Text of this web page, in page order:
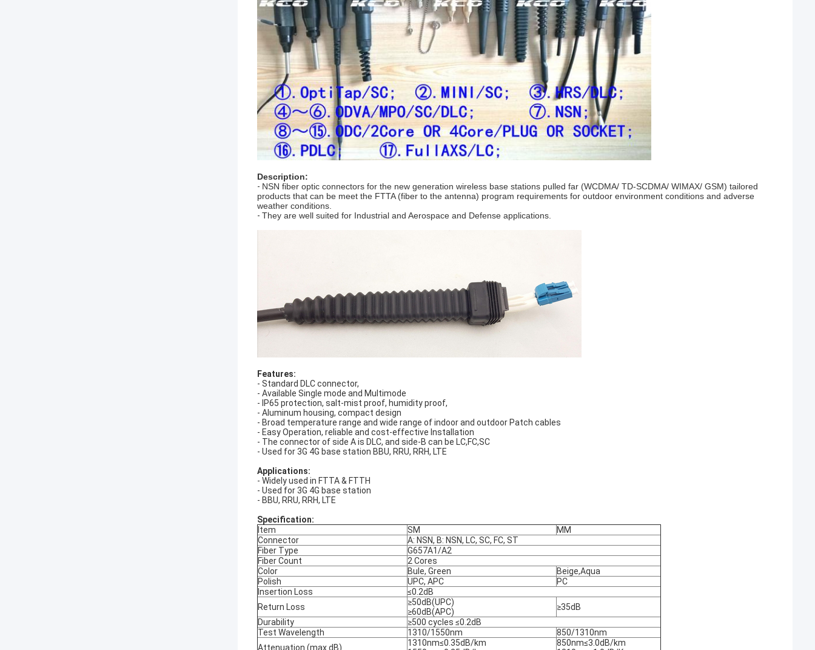
Description:
- NSN fiber optic connectors for the new generation wireless base stations pulled far (WCDMA/ TD-SCDMA/ WIMAX/ GSM) tailored
products that can be meet the FTTA (fiber to the antenna) program requirements for outdoor environment conditions and adverse
weather conditions.
- They are well suited for Industrial and Aerospace and Defense applications.
Features:
- Standard DLC connector,
- Available Single mode and Multimode
- IP65 protection, salt-mist proof, humidity proof,
- Aluminum housing, compact design
- Broad temperature range and wide range of indoor and outdoor Patch cables
- Easy Operation, reliable and cost-effective Installation
- The connector of side A is DLC, and side-B can be LC,FC,SC
- Used for 3G 4G base station BBU, RRU, RRH, LTE
Applications:
- Widely used in FTTA & FTTH
- Used for 3G 4G base station
- BBU, RRU, RRH, LTE
Specification:
Item
SM
MM
Connector
A: NSN, B: NSN, LC, SC, FC, ST
Fiber Type
G657A1/A2
Fiber Count
2 Cores
Color
Bule, Green
Beige,Aqua
Polish
UPC, APC
PC
Insertion Loss
≤0.2dB
Return Loss
≥50dB(UPC)
≥60dB(APC)
≥35dB
Durability
≥500 cycles ≤0.2dB
Test Wavelength
1310/1550nm
850/1310nm
Attenuation (max.dB)
1310nm≤0.35dB/km
850nm≤3.0dB/km